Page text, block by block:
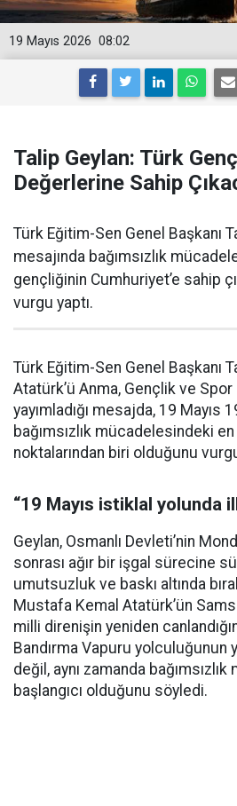
08:02
19 Mayıs 2026
Talip Geylan: Türk
Değerlerine Sahip
Türk Eğitim-Sen Genel Başkanı
mesajında bağımsızlık
gençliğinin Cumhuriyet’e sahip
vurgu yaptı.
Türk Eğitim-Sen Genel Başkanı
Atatürk’ü Anma, Gençlik ve Spor
yayımladığı mesajda, 19 Mayıs
bağımsızlık mücadelesindeki
noktalarından biri olduğunu
“19 Mayıs istiklal yolunda
Geylan, Osmanlı Devleti’nin
sonrası ağır bir işgal sürecine
umutsuzluk ve baskı altında
Mustafa Kemal Atatürk’ün
milli direnişin yeniden
Bandırma Vapuru yolculuğunun
değil, aynı zamanda
başlangıcı olduğunu söyledi.